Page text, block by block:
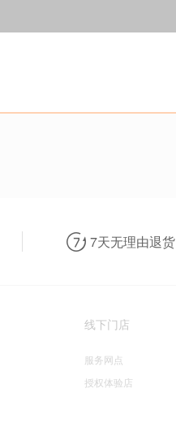
7天无理由退货
线下门店
服务网点
授权体验店